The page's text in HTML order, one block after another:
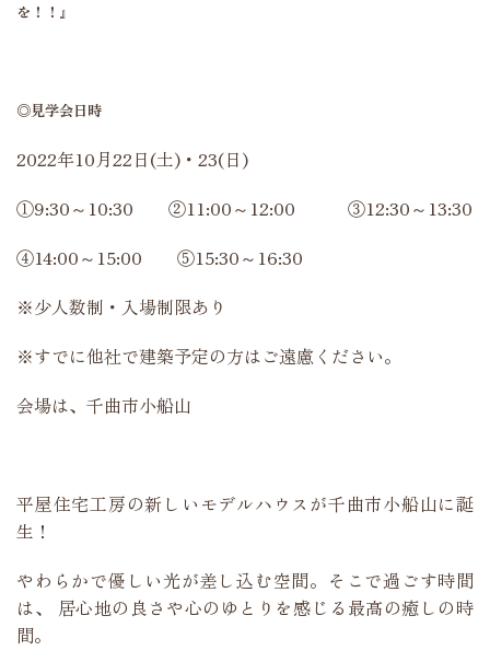
を！！』
◎見学会日時
2022年10月22日(土)・23(日)
①9:30～10:30 ②11:00～12:00 ③12:30～13:30
④14:00～15:00 ⑤15:30～16:30
※少人数制・入場制限あり
※すでに他社で建築予定の方はご遠慮ください。
会場は、千曲市小船山
平屋住宅工房の新しいモデルハウスが千曲市小船山に誕
生！
やわらかで優しい光が差し込む空間。そこで過ごす時間
は、 居心地の良さや心のゆとりを感じる最高の癒しの時
間。